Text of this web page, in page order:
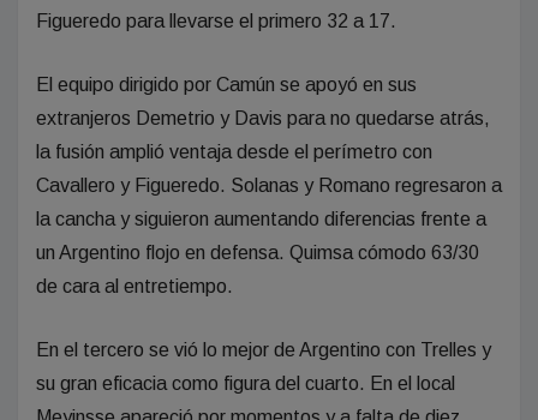
Figueredo para llevarse el primero 32 a 17.
El equipo dirigido por Camún se apoyó en sus
extranjeros Demetrio y Davis para no quedarse atrás,
la fusión amplió ventaja desde el perímetro con
Cavallero y Figueredo. Solanas y Romano regresaron a
la cancha y siguieron aumentando diferencias frente a
un Argentino flojo en defensa. Quimsa cómodo 63/30
de cara al entretiempo.
En el tercero se vió lo mejor de Argentino con Trelles y
su gran eficacia como figura del cuarto. En el local